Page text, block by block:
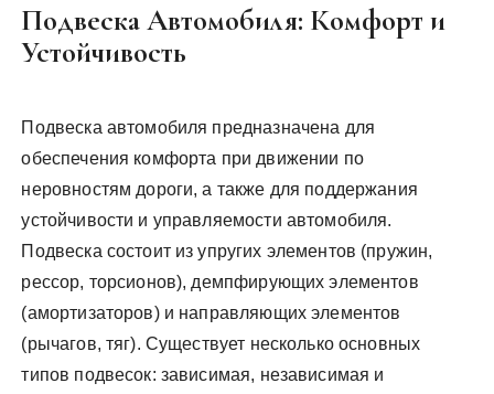
Подвеска Автомобиля: Комфорт и
Устойчивость
Подвеска автомобиля предназначена для
обеспечения комфорта при движении по
неровностям дороги, а также для поддержания
устойчивости и управляемости автомобиля.
Подвеска состоит из упругих элементов (пружин,
рессор, торсионов), демпфирующих элементов
(амортизаторов) и направляющих элементов
(рычагов, тяг). Существует несколько основных
типов подвесок: зависимая, независимая и